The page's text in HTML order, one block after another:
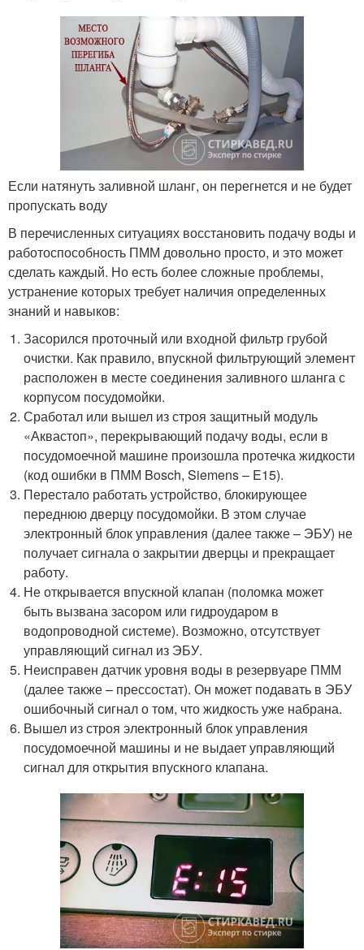
Если натянуть заливной шланг, он перегнется и не будет
пропускать воду
В перечисленных ситуациях восстановить подачу воды и
работоспособность ПММ довольно просто, и это может
сделать каждый. Но есть более сложные проблемы,
устранение которых требует наличия определенных
знаний и навыков:
Засорился проточный или входной фильтр грубой
очистки. Как правило, впускной фильтрующий элемент
расположен в месте соединения заливного шланга с
корпусом посудомойки.
Сработал или вышел из строя защитный модуль
«Аквастоп», перекрывающий подачу воды, если в
посудомоечной машине произошла протечка жидкости
(код ошибки в ПММ Bosch, Siemens – E15).
Перестало работать устройство, блокирующее
переднюю дверцу посудомойки. В этом случае
электронный блок управления (далее также – ЭБУ) не
получает сигнала о закрытии дверцы и прекращает
работу.
Не открывается впускной клапан (поломка может
быть вызвана засором или гидроударом в
водопроводной системе). Возможно, отсутствует
управляющий сигнал из ЭБУ.
Неисправен датчик уровня воды в резервуаре ПММ
(далее также – прессостат). Он может подавать в ЭБУ
ошибочный сигнал о том, что жидкость уже набрана.
Вышел из строя электронный блок управления
посудомоечной машины и не выдает управляющий
сигнал для открытия впускного клапана.